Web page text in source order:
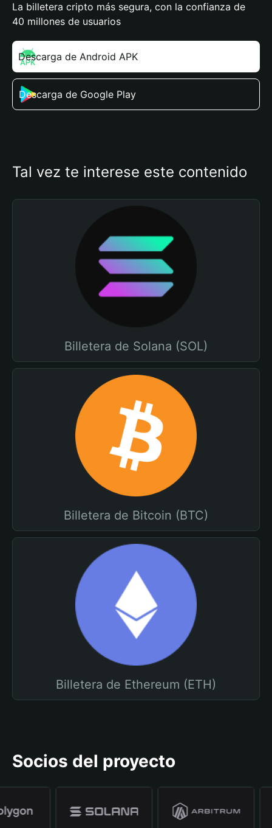
La billetera cripto más segura, con la confianza de
40 millones de usuarios
Descarga de Android APK
Descarga de Google Play
Tal vez te interese este contenido
Billetera de Solana (SOL)
Billetera de Bitcoin (BTC)
Billetera de Ethereum (ETH)
Socios del proyecto